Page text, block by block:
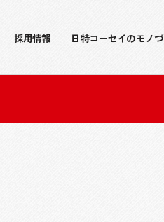
採用情報 日特コーセイのモノ